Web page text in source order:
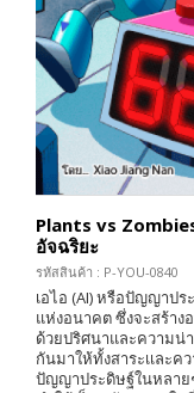
Plants vs
อัจฉริยะ
รหัสสินค้า : P-YOU-0840
เอไอ (AI) หรือปัญญาป
แห่งอนาคต ซึ่งจะสร้าง
ด้วยปริศนาและความน่
กันมาให้ทั้งสาระเเละค
ปัญญาประดิษฐ์ในหลาย